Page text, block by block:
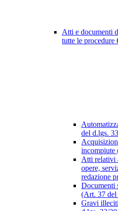
Atti e documenti
tutte le procedure
del d.lgs.
incompiute
Atti relativi
opere,
redazione
Documenti
(Art. 37 del
Gravi